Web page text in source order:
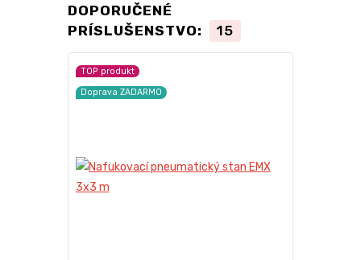
DOPORUČENÉ
PRÍSLUŠENSTVO:
15
TOP produkt
Doprava ZADARMO